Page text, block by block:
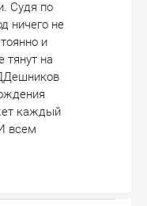
Судя по
ничего не
и
тянут на
каждый
всем